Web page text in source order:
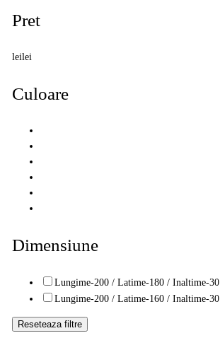
Pret
leilei
Culoare
Dimensiune
Lungime-200 / Latime-180 / Inaltime-30
Lungime-200 / Latime-160 / Inaltime-30
Reseteaza filtre